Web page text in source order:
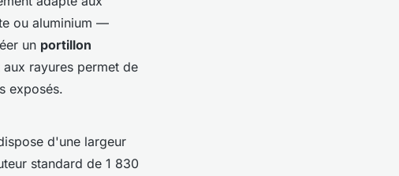
ou aluminium —
un portillon
rayures permet de
exposés.
d'une largeur
standard de 1 830